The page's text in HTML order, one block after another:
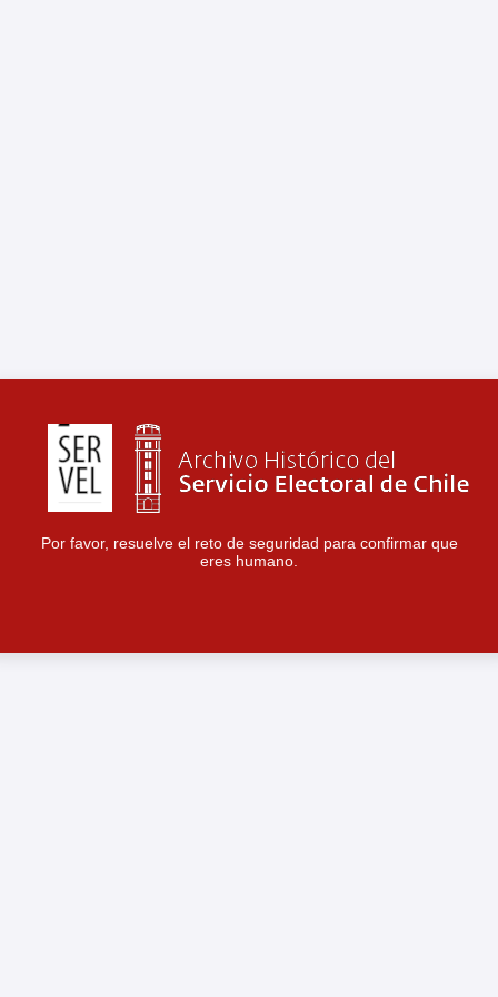
Por favor, resuelve el reto de seguridad para confirmar que
eres humano.